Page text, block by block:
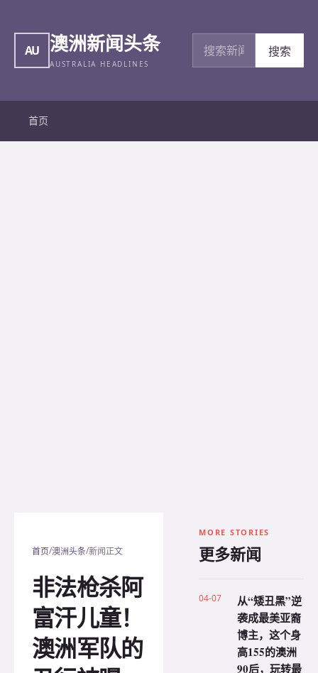
AU 澳洲新闻头条
AUSTRALIA HEADLINES
搜索新闻
搜索
首页
首页/澳洲头条/新闻正文
非法枪杀阿
富汗儿童！
澳洲军队的
MORE STORIES
更多新闻
04-07
从“矮丑黑”逆
袭成最美亚裔
博主，这个身
高155的澳洲
90后，玩转最